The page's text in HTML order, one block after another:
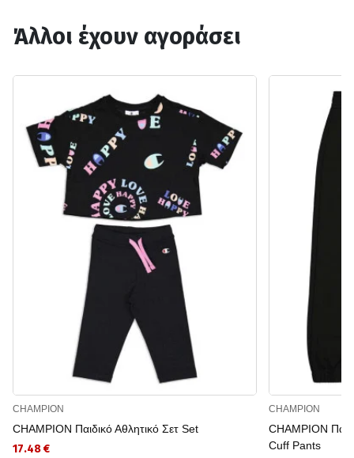
Άλλοι έχουν αγοράσει
CHAMPION
CHAMPION Παιδικό Αθλητικό Σετ Set
17.48 €
CHAMPION
CHAMPION
Cuff Pants